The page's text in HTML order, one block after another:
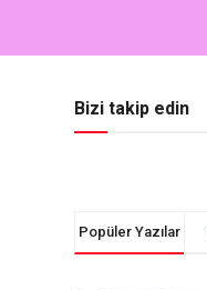
Bizi takip edin
Popüler Yazılar